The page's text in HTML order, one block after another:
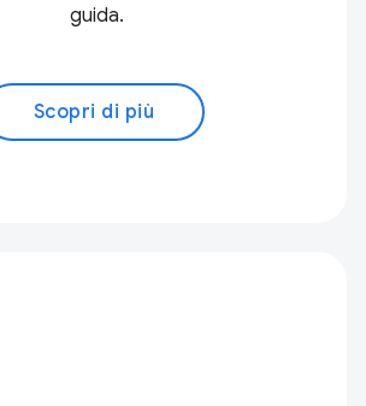
guida.
Scopri di più